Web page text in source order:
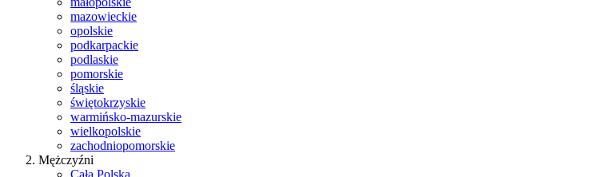
mazowieckie
opolskie
podkarpackie
podlaskie
pomorskie
śląskie
świętokrzyskie
warmińsko-mazurskie
wielkopolskie
zachodniopomorskie
Mężczyźni
Cała Polska